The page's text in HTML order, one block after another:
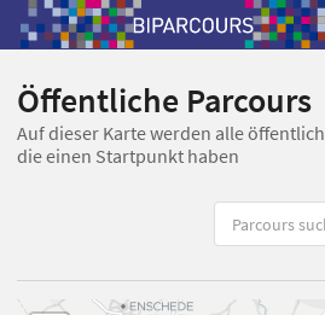
Öffentliche Parcours
Auf dieser Karte werden alle
die einen Startpunkt haben